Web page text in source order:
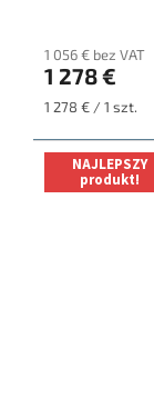
1 056 € bez VAT
1 278 €
Cena
1 278 € / 1 szt.
NAJLEPSZY
produkt!